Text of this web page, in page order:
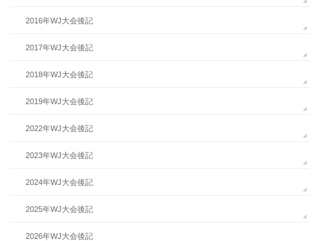
2016年WJ大会後記
2017年WJ大会後記
2018年WJ大会後記
2019年WJ大会後記
2022年WJ大会後記
2023年WJ大会後記
2024年WJ大会後記
2025年WJ大会後記
2026年WJ大会後記